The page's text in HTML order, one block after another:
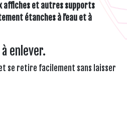
affiches et autres supports
étanches à l’eau et à
enlever.
et se retire facilement sans laisser